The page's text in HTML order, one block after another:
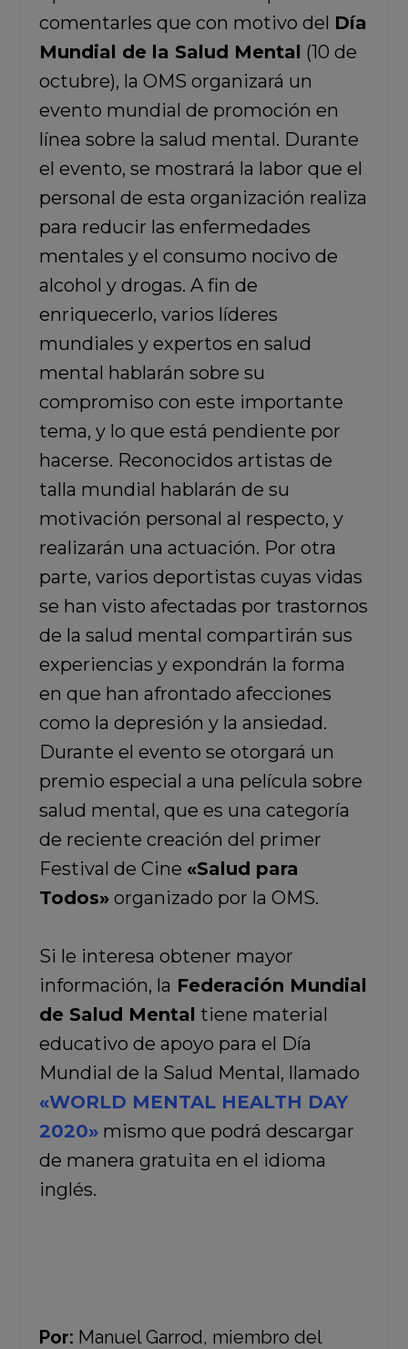
comentarles que con motivo del Día
Mundial de la Salud Mental (10 de
octubre), la OMS organizará un
evento mundial de promoción en
línea sobre la salud mental. Durante
el evento, se mostrará la labor que el
personal de esta organización realiza
para reducir las enfermedades
mentales y el consumo nocivo de
alcohol y drogas. A fin de
enriquecerlo, varios líderes
mundiales y expertos en salud
mental hablarán sobre su
compromiso con este importante
tema, y lo que está pendiente por
hacerse. Reconocidos artistas de
talla mundial hablarán de su
motivación personal al respecto, y
realizarán una actuación. Por otra
parte, varios deportistas cuyas vidas
se han visto afectadas por trastornos
de la salud mental compartirán sus
experiencias y expondrán la forma
en que han afrontado afecciones
como la depresión y la ansiedad.
Durante el evento se otorgará un
premio especial a una película sobre
salud mental, que es una categoría
de reciente creación del primer
Festival de Cine «Salud para
Todos»organizado por la OMS.
Si le interesa obtener mayor
información, la Federación Mundial
de Salud Mental tiene material
educativo de apoyo para el Día
Mundial de la Salud Mental, llamado
«WORLD MENTAL HEALTH DAY
2020»mismo que podrá descargar
de manera gratuita en el idioma
inglés.
Por: Manuel Garrod, miembro del